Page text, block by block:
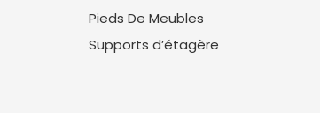
Pieds De Meubles
Supports d’étagère